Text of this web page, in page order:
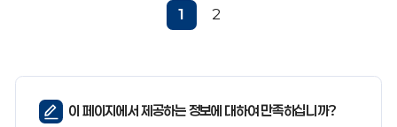
1 2
페
이 페이지에서 제공하는 정보에 대하여 만족하십니까?